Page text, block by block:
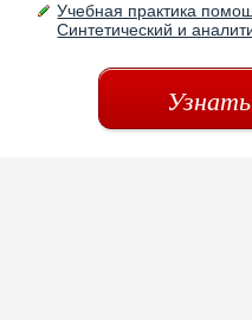
Учебная практика
Синтетический и